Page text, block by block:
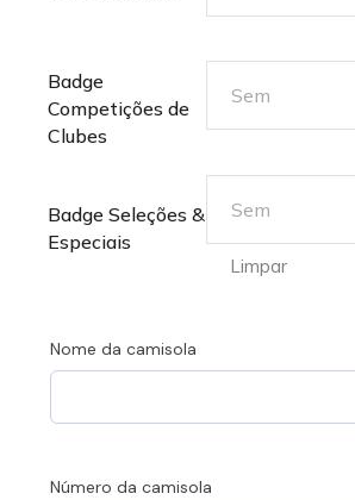
Badge
Competições de
Clubes
Sem
Badge Seleções &
Especiais
Sem
Limpar
Nome da camisola
Número da camisola